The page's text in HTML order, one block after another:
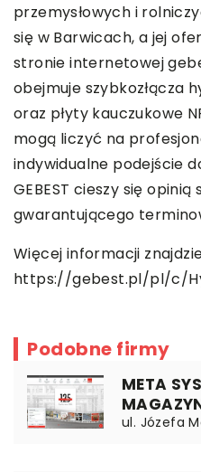
przemysłowych i
się w Barwicach, a jej
stronie internetowej
obejmuje szybkozłącza
oraz płyty kauczukowe
mogą liczyć na
indywidualne podejście
GEBEST cieszy się
gwarantującego
Więcej informacji
https://gebest.pl/pl/c/
Podobne firmy
META
ul. Józefa